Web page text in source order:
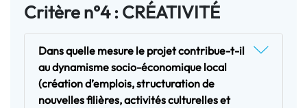
Critère n°4 : CRÉATIVITÉ
Dans quelle mesure le projet contribue-t-il
au dynamisme socio-économique local
(création d’emplois, structuration de
nouvelles filières, activités culturelles et